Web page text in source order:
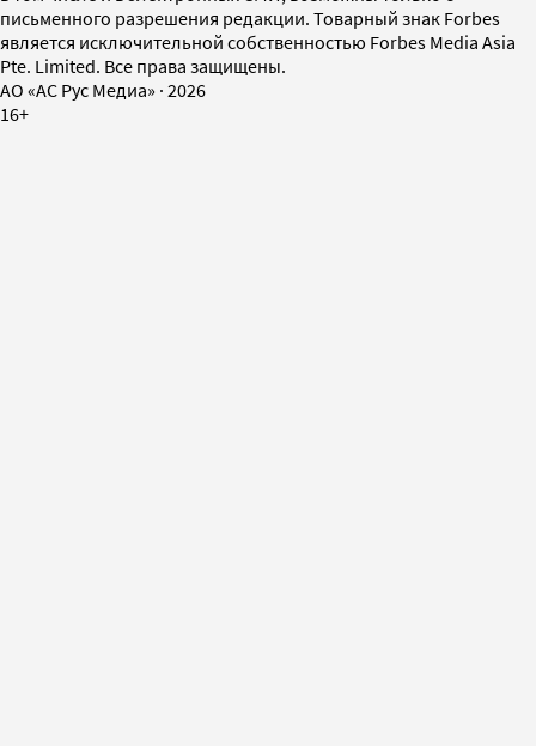
письменного разрешения редакции. Товарный знак Forbes
является исключительной собственностью Forbes Media Asia
Pte. Limited. Все права защищены.
AO «АС Рус Медиа» · 2026
16+